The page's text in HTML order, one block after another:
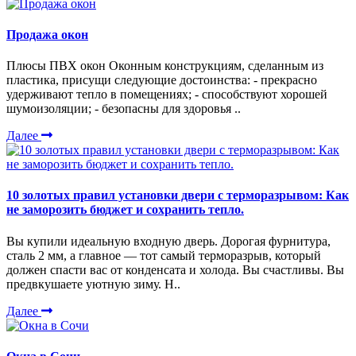
Продажа окон
Плюсы ПВХ окон Оконным конструкциям, сделанным из
пластика, присущи следующие достоинства: - прекрасно
удерживают тепло в помещениях; - способствуют хорошей
шумоизоляции; - безопасны для здоровья ..
Далее
10 золотых правил установки двери с терморазрывом: Как
не заморозить бюджет и сохранить тепло.
Вы купили идеальную входную дверь. Дорогая фурнитура,
сталь 2 мм, а главное — тот самый терморазрыв, который
должен спасти вас от конденсата и холода. Вы счастливы. Вы
предвкушаете уютную зиму. Н..
Далее